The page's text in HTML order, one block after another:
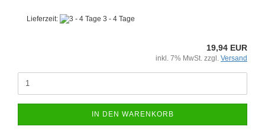
Lieferzeit: 3 - 4 Tage
19,94 EUR
inkl. 7% MwSt. zzgl. Versand
IN DEN WARENKORB